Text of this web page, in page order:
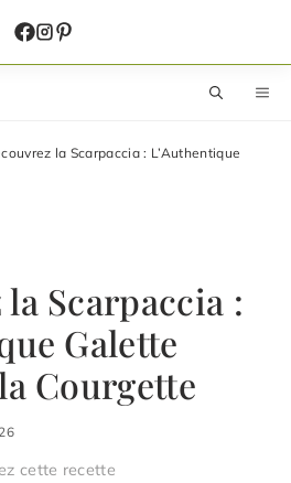
la Scarpaccia : L’Authentique
Scarpaccia :
Galette
Courgette
cette recette